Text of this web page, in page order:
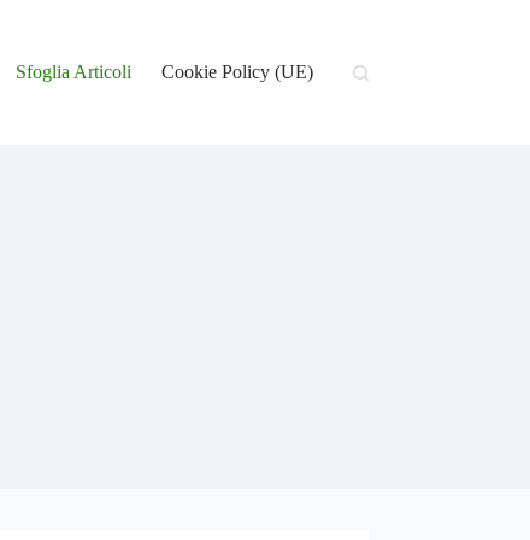
Sfoglia Articoli Cookie Policy (UE)